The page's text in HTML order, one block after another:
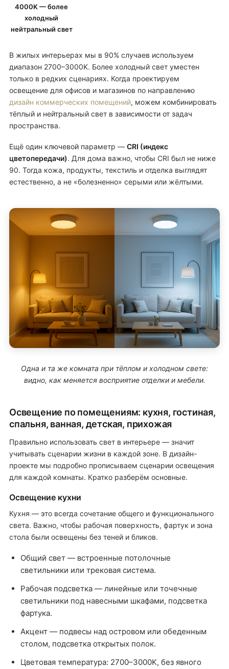
4000K — более
холодный
нейтральный свет
В жилых интерьерах мы в 90% случаев используем
диапазон 2700–3000K. Более холодный свет уместен
только в редких сценариях. Когда проектируем
освещение для офисов и магазинов по направлению
дизайн коммерческих помещений, можем комбинировать
тёплый и нейтральный свет в зависимости от задач
пространства.
Ещё один ключевой параметр — CRI (индекс
цветопередачи). Для дома важно, чтобы CRI был не ниже
90. Тогда кожа, продукты, текстиль и отделка выглядят
естественно, а не «болезненно» серыми или жёлтыми.
Одна и та же комната при тёплом и холодном свете:
видно, как меняется восприятие отделки и мебели.
Освещение по помещениям: кухня, гостиная,
спальня, ванная, детская, прихожая
Правильно использовать свет в интерьере — значит
учитывать сценарии жизни в каждой зоне. В дизайн-
проекте мы подробно прописываем сценарии освещения
для каждой комнаты. Кратко разберём основные.
Освещение кухни
Кухня — это всегда сочетание общего и функционального
света. Важно, чтобы рабочая поверхность, фартук и зона
стола были освещены без теней и бликов.
Общий свет — встроенные потолочные
светильники или трековая система.
Рабочая подсветка — линейные или точечные
светильники под навесными шкафами, подсветка
фартука.
Акцент — подвесы над островом или обеденным
столом, подсветка открытых полок.
Цветовая температура: 2700–3000K, без явного